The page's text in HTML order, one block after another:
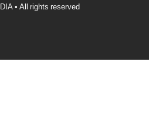
• All rights reserved